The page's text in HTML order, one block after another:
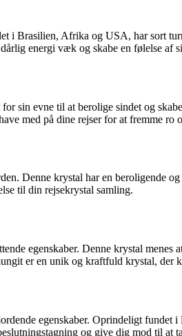
i Brasilien, Afrika og USA, har sort
energi væk og skabe en følelse af
sin evne til at berolige sindet og
med på dine rejser for at fremme ro
Denne krystal har en beroligende
til din rejsekrystal samling.
egenskaber. Denne krystal
er en unik og kraftfuld krystal, der
egenskaber. Oprindeligt
og give dig mod til at